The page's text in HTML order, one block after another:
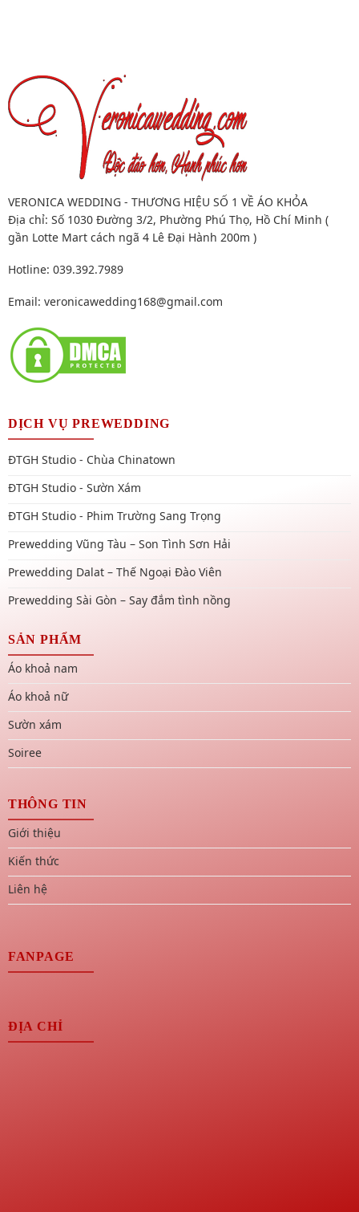
VERONICA WEDDING - THƯƠNG HIỆU SỐ 1 VỀ ÁO KHỎA
Địa chỉ: Số 1030 Đường 3/2, Phường Phú Thọ, Hồ Chí Minh (
gần Lotte Mart cách ngã 4 Lê Đại Hành 200m )
Hotline: 039.392.7989
Email: veronicawedding168@gmail.com
DỊCH VỤ PREWEDDING
ĐTGH Studio - Chùa Chinatown
ĐTGH Studio - Sườn Xám
ĐTGH Studio - Phim Trường Sang Trọng
Prewedding Vũng Tàu – Son Tình Sơn Hải
Prewedding Dalat – Thế Ngoại Đào Viên
Prewedding Sài Gòn – Say đắm tình nồng
SẢN PHẨM
Áo khoả nam
Áo khoả nữ
Sườn xám
Soiree
THÔNG TIN
Giới thiệu
Kiến thức
Liên hệ
FANPAGE
ĐỊA CHỈ